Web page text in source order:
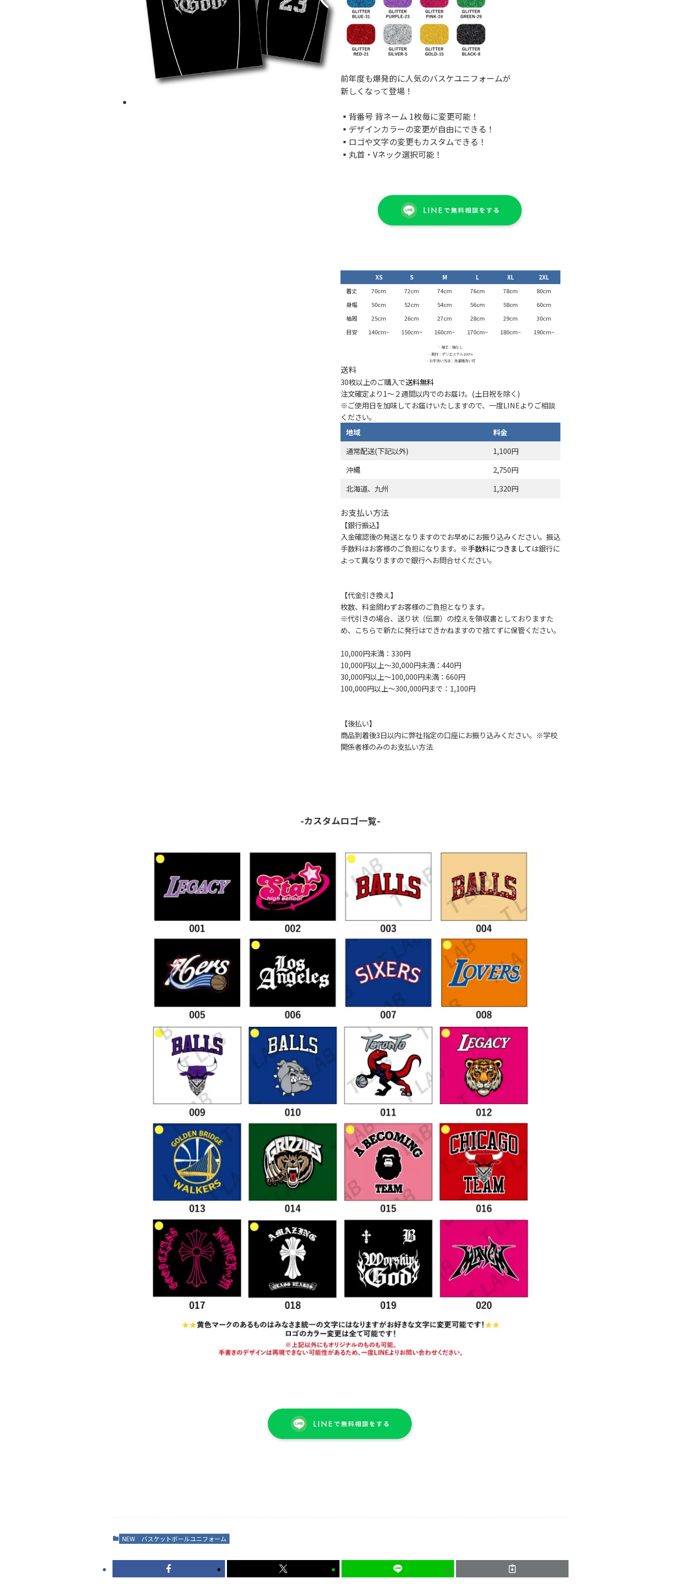
前年度も爆発的に人気のバスケユニフォームが
新しくなって登場！
▪背番号 背ネーム 1枚毎に変更可能！
▪デザインカラーの変更が自由にできる！
▪ロゴや文字の変更もカスタムできる！
▪丸首・Vネック選択可能！
XS S M L XL
2XL
着丈
70cm 72cm 74cm 76cm 78cm
80cm
身幅
50cm 52cm 54cm 56cm 58cm
60cm
袖周
25cm 26cm 27cm 28cm 29cm
30cm
目安
140cm~ 150cm~ 160cm~ 170cm~ 180cm~ 190cm~
– 袖丈：袖なし
– 素材：ポリエステル100%
– お手洗い方法：洗濯機洗い可
送料
30枚以上のご購入で送料無料
注文確定より1〜２週間以内でのお届け。(土日祝を除く)
※ご使用日を加味してお届けいたしますので、一度LINEよりご相談
ください。
地域
料金
通常配送(下記以外)
1,100円
沖縄
2,750円
北海道、九州
1,320円
お支払い方法
【銀行振込】
入金確認後の発送となりますのでお早めにお振り込みください。振込
手数料はお客様のご負担になります。 ※手数料につきましては銀行に
よって異なりますので銀行へお問合せください。
【代金引き換え】
枚数、料金問わずお客様のご負担となります。
※代引きの場合、送り状（伝票）の控えを領収書としておりますた
め、こちらで新たに発行はできかねますので捨てずに保管ください。
10,000円未満：330円
10,000円以上～30,000円未満：440円
30,000円以上～100,000円未満：660円
100,000円以上～300,000円まで：1,100円
【後払い】
商品到着後3日以内に弊社指定の口座にお振り込みください。※学校
関係者様のみのお支払い方法
-カスタムロゴ一覧-
NEW バスケットボールユニフォーム